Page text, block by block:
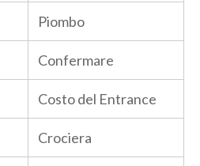
Piombo
Confermare
Costo del Entrance
Crociera